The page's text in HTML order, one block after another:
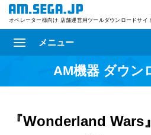
オペレーター様向け 店舗運営用ツールダウンロードサイ
メニュー
AM機器 ダウン
『Wonderland Wars